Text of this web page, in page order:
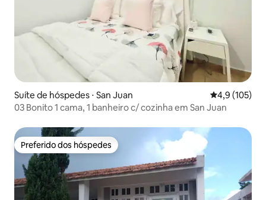
Suíte de hóspedes ⋅ San Juan 4,9 de uma
4,9 (105)
03 Bonito 1 cama, 1 banheiro c/ cozinha em San Juan
Preferido dos hóspedes
Preferido dos hóspedes